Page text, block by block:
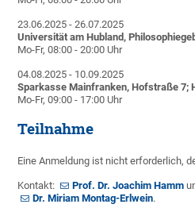
23.06.2025 - 26.07.2025
Universität am Hubland,
Mo-Fr, 08:00 - 20:00 Uhr
04.08.2025 - 10.09.2025
Sparkasse Mainfranken, Hofstraße 7;
Mo-Fr, 09:00 - 17:00 Uhr
Teilnahme
Eine Anmeldung ist nicht erforderlich,
Kontakt: Prof. Dr. Joachim Hamm
Dr. Miriam Montag-Erlwein.